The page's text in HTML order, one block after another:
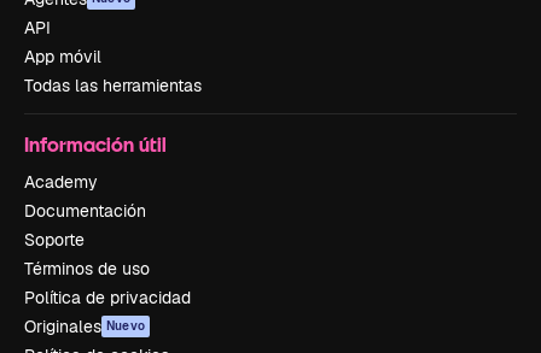
API
App móvil
Todas las herramientas
Información útil
Academy
Documentación
Soporte
Términos de uso
Política de privacidad
Originales Nuevo